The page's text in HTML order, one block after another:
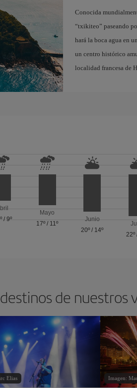
Conocida
“txikiteo” paseando
hará la boca agua en
un centro histórico
localidad francesa de
/ 9º
Mayo
17º / 11º
Junio
20º / 14º
22º
de nuestros
Elias Imagen: